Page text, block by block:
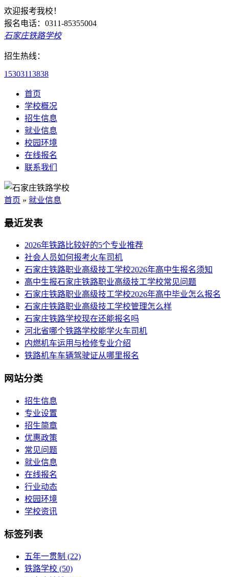
欢迎报考我校！
报名电话：0311-85355004
石家庄铁路学校
招生热线：
15303113838
首页
学校概况
招生信息
就业信息
校园环境
在线报名
联系我们
首页 » 就业信息
最近发表
2026年铁路比较好的5个专业推荐
社会人员如何报考火车司机
​石家庄铁路职业高级技工学校2026年高中生报名须知
高中生报石家庄铁路职业高级技工学校常见问题
石家庄铁路职业高级技工学校2026年高中毕业怎么报名
石家庄铁路职业高级技工学校管理怎么样
石家庄铁路学校现在还能报名吗
河北省哪个铁路学校能学火车司机
内燃机车运用与检修专业介绍
铁路机车车辆驾驶证从哪里报名
网站分类
招生信息
专业设置
招生简章
优惠政策
常见问题
就业信息
在线报名
行业动态
校园环境
学校资讯
标签列表
五年一贯制 (22)
铁路学校 (50)